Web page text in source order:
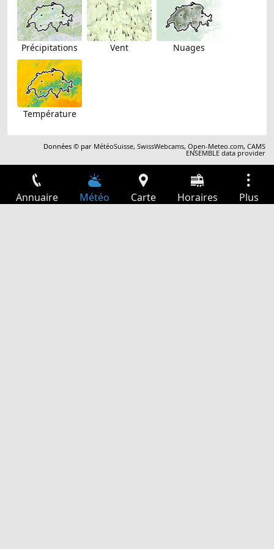
Précipitations Vent Nuages
Température
Données © par MétéoSuisse,SwissWebcams,Open-Meteo.com,CAMS
ENSEMBLE data provider
Annuaire Météo Carte Horaires Plus